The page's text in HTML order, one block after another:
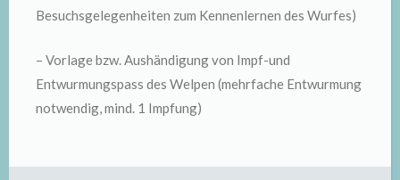
Besuchsgelegenheiten zum Kennenlernen des Wurfes)
– Vorlage bzw. Aushändigung von Impf-und
Entwurmungspass des Welpen (mehrfache Entwurmung
notwendig, mind. 1 Impfung)